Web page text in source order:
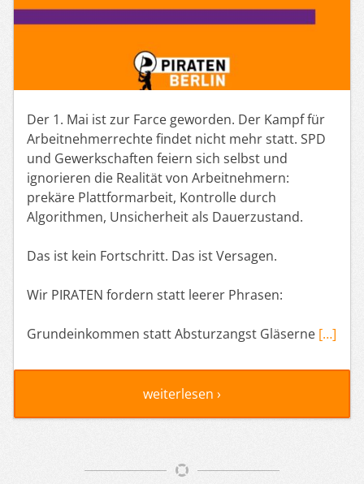
Der 1. Mai ist zur Farce geworden. Der Kampf für
Arbeitnehmerrechte findet nicht mehr statt. SPD
und Gewerkschaften feiern sich selbst und
ignorieren die Realität von Arbeitnehmern:
prekäre Plattformarbeit, Kontrolle durch
Algorithmen, Unsicherheit als Dauerzustand.
Das ist kein Fortschritt. Das ist Versagen.
Wir PIRATEN fordern statt leerer Phrasen:
Grundeinkommen statt Absturzangst Gläserne […]
weiterlesen ›